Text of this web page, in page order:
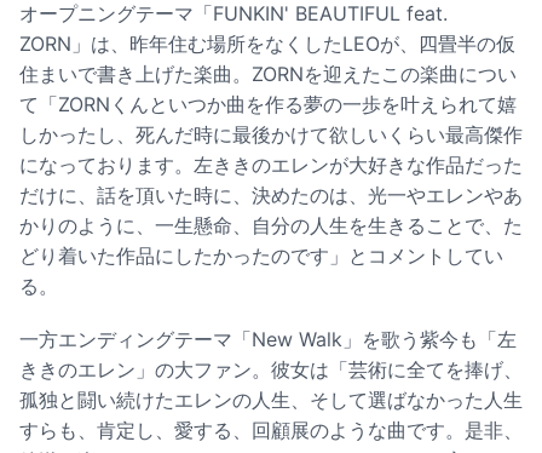
オープニングテーマ「FUNKIN' BEAUTIFUL feat.
ZORN」は、昨年住む場所をなくしたLEOが、四畳半の仮
住まいで書き上げた楽曲。ZORNを迎えたこの楽曲につい
て「ZORNくんといつか曲を作る夢の一歩を叶えられて嬉
しかったし、死んだ時に最後かけて欲しいくらい最高傑作
になっております。左ききのエレンが大好きな作品だった
だけに、話を頂いた時に、決めたのは、光一やエレンやあ
かりのように、一生懸命、自分の人生を生きることで、た
どり着いた作品にしたかったのです」とコメントしてい
る。
一方エンディングテーマ「New Walk」を歌う紫今も「左
ききのエレン」の大ファン。彼女は「芸術に全てを捧げ、
孤独と闘い続けたエレンの人生、そして選ばなかった人生
すらも、肯定し、愛する、回顧展のような曲です。是非、